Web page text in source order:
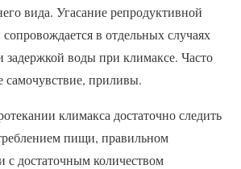
вида. Угасание репродуктивной
в отдельных случаях
задержкой воды при климаксе. Часто
самочувствие, приливы.
климакса достаточно следить
пищи, правильном
с достаточным количеством